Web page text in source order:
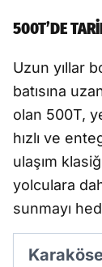
500T’DE
Uzun yıllar
batısına
olan 500T,
hızlı ve
ulaşım
yolculara
sunmayı